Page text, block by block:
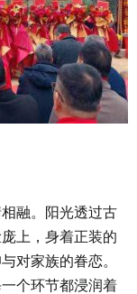
融。阳光透过古
上，身着正装的
对家族的眷恋。
个环节都浸润着